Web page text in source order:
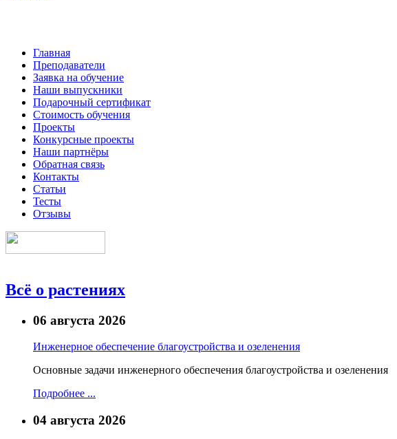
Главная
Преподаватели
Заявка на обучение
Наши выпускники
Подарочный сертификат
Стоимость обучения
Проекты
Конкурсные проекты
Наши партнёры
Обратная связь
Контакты
Статьи
Тесты
Отзывы
Всё о растениях
06 августа 2026
Инженерное обеспечение благоустройства и озеленения
Основные задачи инженерного обеспечения благоустройства и озеленения
Подробнее ...
04 августа 2026